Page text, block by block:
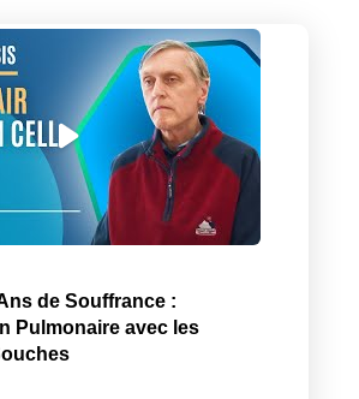
de Souffrance :
Pulmonaire avec les